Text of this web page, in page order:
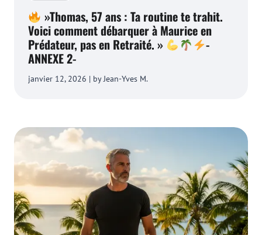
»Thomas, 57 ans : Ta routine te trahit.
Voici comment débarquer à Maurice en
Prédateur, pas en Retraité. »
-
ANNEXE 2-
janvier 12, 2026 | by Jean-Yves M.